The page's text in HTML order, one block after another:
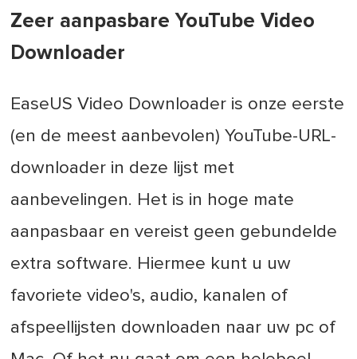
Zeer aanpasbare YouTube Video
Downloader
EaseUS Video Downloader is onze eerste
(en de meest aanbevolen) YouTube-URL-
downloader in deze lijst met
aanbevelingen. Het is in hoge mate
aanpasbaar en vereist geen gebundelde
extra software. Hiermee kunt u uw
favoriete video's, audio, kanalen of
afspeellijsten downloaden naar uw pc of